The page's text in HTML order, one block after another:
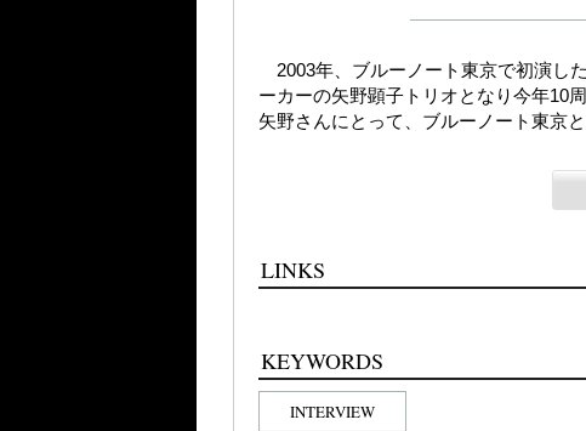
2003年、ブルーノート東京で初演し
ーカーの矢野顕子トリオとなり今年10
矢野さんにとって、ブルーノート東京
LINKS
KEYWORDS
INTERVIEW